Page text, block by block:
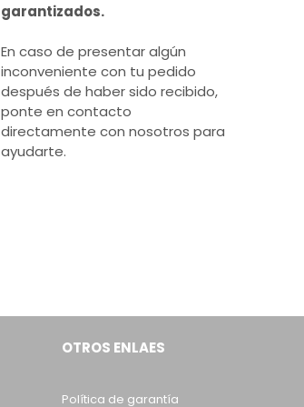
garantizados.
En caso de presentar algún
inconveniente con tu pedido
después de haber sido recibido,
ponte en contacto
directamente con nosotros para
ayudarte.
OTROS ENLAES
Política de garantía